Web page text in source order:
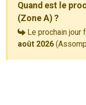
Quand est le
(Zone A) ?
Le prochain jour
août 2026